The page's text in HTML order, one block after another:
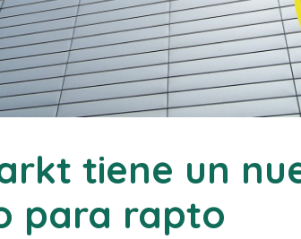
tiene un
para rapto